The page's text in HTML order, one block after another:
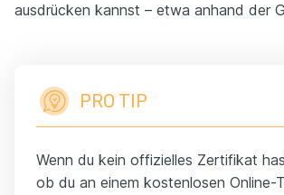
ausdrücken kannst – etwa anhand der
PRO TIP
Wenn du kein offizielles Zertifikat
ob du an einem kostenlosen Online-